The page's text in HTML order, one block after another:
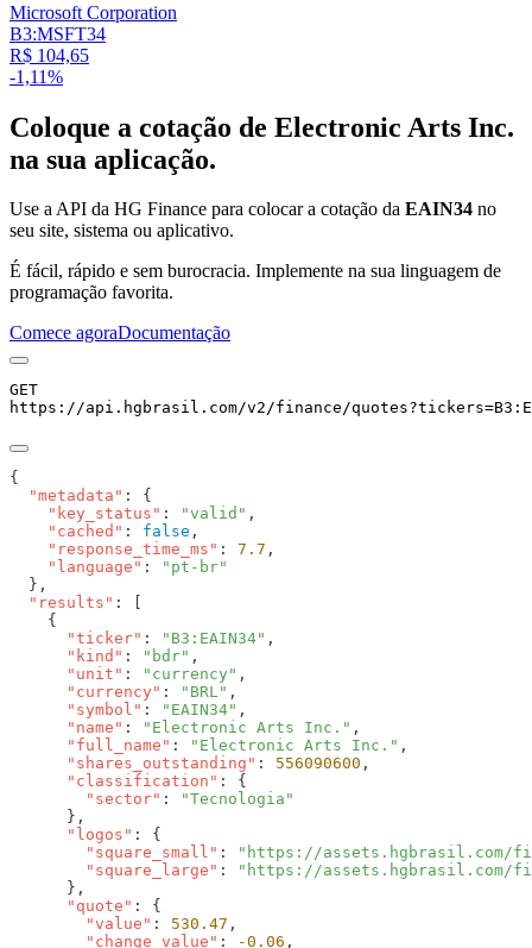
Microsoft Corporation
B3:MSFT34
R$ 104,65
-1,11%
Coloque a cotação de Electronic Arts Inc.
na sua aplicação.
Use a API da HG Finance para colocar a cotação da EAIN34 no
seu site, sistema ou aplicativo.
É fácil, rápido e sem burocracia. Implemente na sua linguagem de
programação favorita.
Comece agoraDocumentação
GET
https://api.hgbrasil.com/v2/finance/quotes?tickers=
  "metadata"
    "key_status"
: "valid"
    "cached"
: false
    "response_time_ms"
: 7.7
    "language"
:
  "results"
      "ticker"
: "B3:EAIN34"
      "kind"
: "bdr"
      "unit"
: "currency"
      "currency"
: "BRL"
      "symbol"
: "EAIN34"
      "name"
: "Electronic Arts Inc."
      "full_name"
: "Electronic Arts Inc."
      "shares_outstanding"
: 556090600
      "classification"
        "sector"
:
      "logos"
        "square_small"
:
"https://assets.hgbrasil.com/
        "square_large"
:
      "quote"
        "value"
: 530.47
        "change_value"
: -0.06